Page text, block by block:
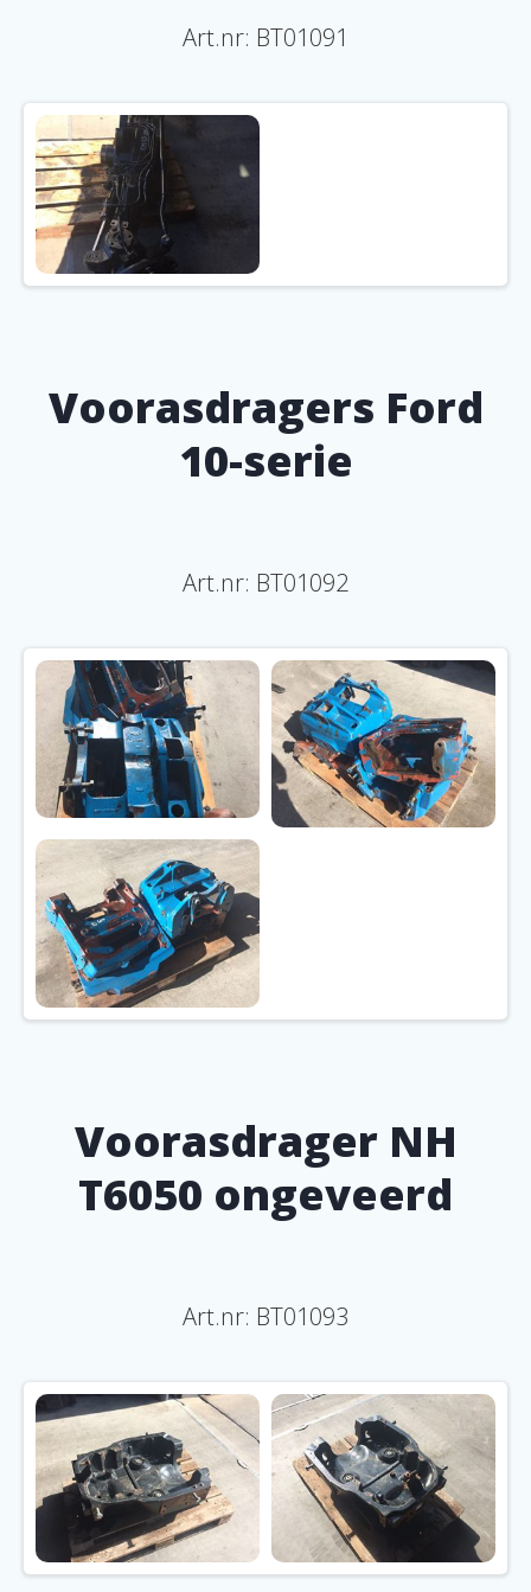
Art.nr: BT01091
Voorasdragers Ford
10-serie
Art.nr: BT01092
Voorasdrager NH
T6050 ongeveerd
Art.nr: BT01093